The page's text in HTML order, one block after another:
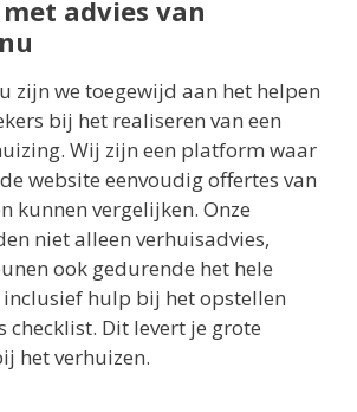
advies van
zijn we toegewijd aan het helpen
bij het realiseren van een
Wij zijn een platform waar
website eenvoudig offertes van
kunnen vergelijken. Onze
niet alleen verhuisadvies,
ook gedurende het hele
hulp bij het opstellen
checklist. Dit levert je grote
het verhuizen.